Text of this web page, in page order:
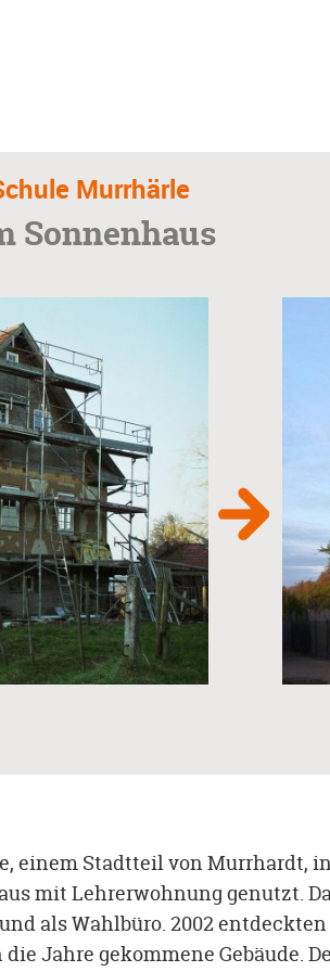
Murrhärle
Sonnenhaus
einem Stadtteil von Murrhardt,
mit Lehrerwohnung genutzt.
als Wahlbüro. 2002
Jahre gekommene Gebäude.